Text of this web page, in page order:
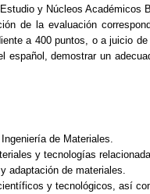
y Núcleos
de la evaluación
a 400 puntos, o a juicio
demostrar un
de Materiales.
y tecnologías
adaptación de materiales.
y tecnológicos, así